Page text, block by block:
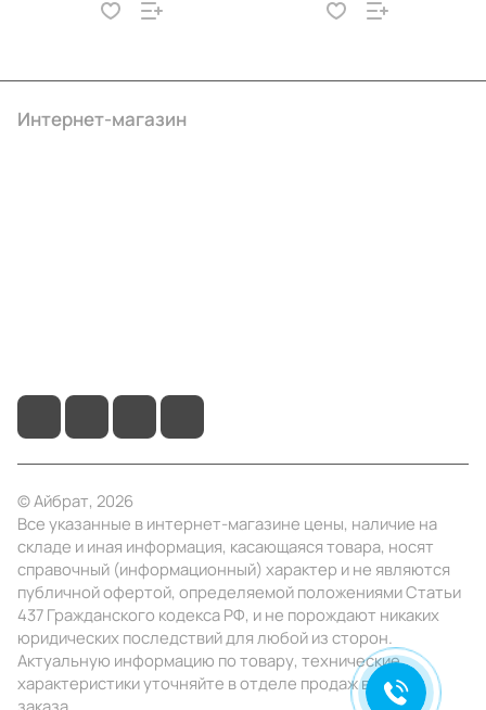
Интернет-магазин
© Айбрат, 2026
Все указанные в интернет-магазине цены, наличие на
складе и иная информация, касающаяся товара, носят
справочный (информационный) характер и не являются
публичной офертой, определяемой положениями Статьи
437 Гражданского кодекса РФ, и не порождают никаких
юридических последствий для любой из сторон.
Актуальную информацию по товару, технические
характеристики уточняйте в отделе продаж в день
заказа.